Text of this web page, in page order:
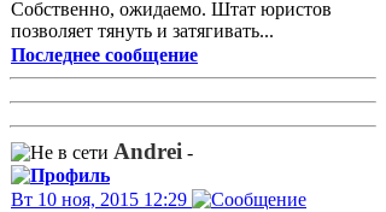
Собственно, ожидаемо. Штат юристов
позволяет тянуть и затягивать...
Последнее сообщение
Andrei -
Вт 10 ноя, 2015 12:29